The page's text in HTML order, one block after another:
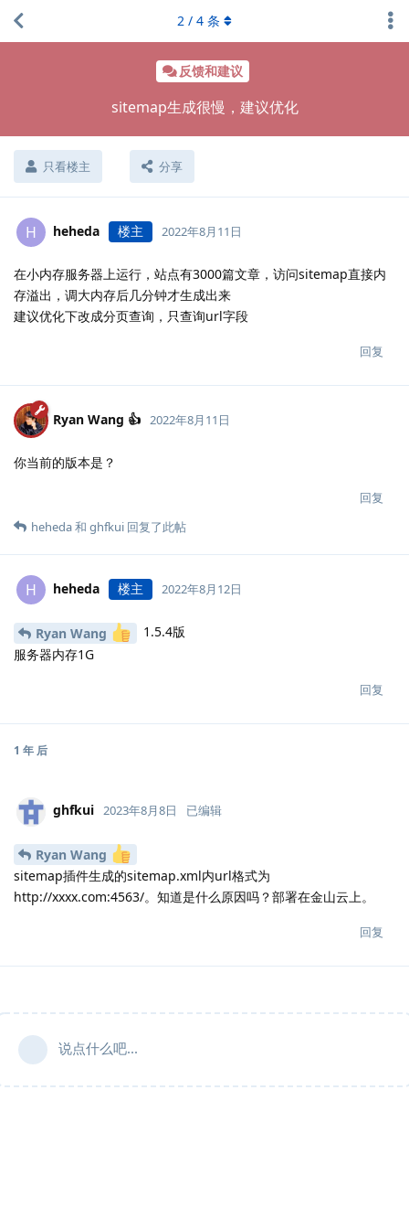
反馈和建议
sitemap生成很慢，建议优化
只看楼主 分享
2 / 4 条
H heheda 楼主 2022年8月11日
在小内存服务器上运行，站点有3000篇文章，访问sitemap直接内
存溢出，调大内存后几分钟才生成出来
建议优化下改成分页查询，只查询url字段
回复
Ryan Wang 👍 2022年8月11日
你当前的版本是？
回复
heheda和 ghfkui 回复了此帖
H heheda 楼主 2022年8月12日
Ryan Wang
1.5.4版
服务器内存1G
回复
1 年 后
ghfkui 2023年8月8日 已编辑
Ryan Wang
sitemap插件生成的sitemap.xml内url格式为
http://xxxx.com:4563/。知道是什么原因吗？部署在金山云上。
回复
说点什么吧...